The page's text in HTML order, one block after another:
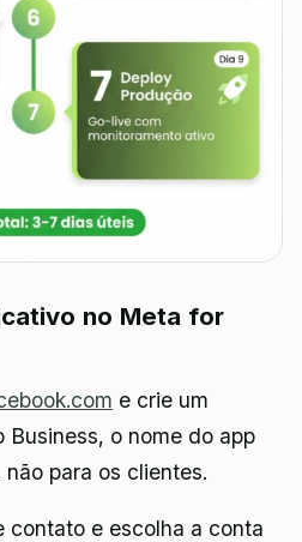
no Meta for
e crie um
o nome do app
para os clientes.
e escolha a conta